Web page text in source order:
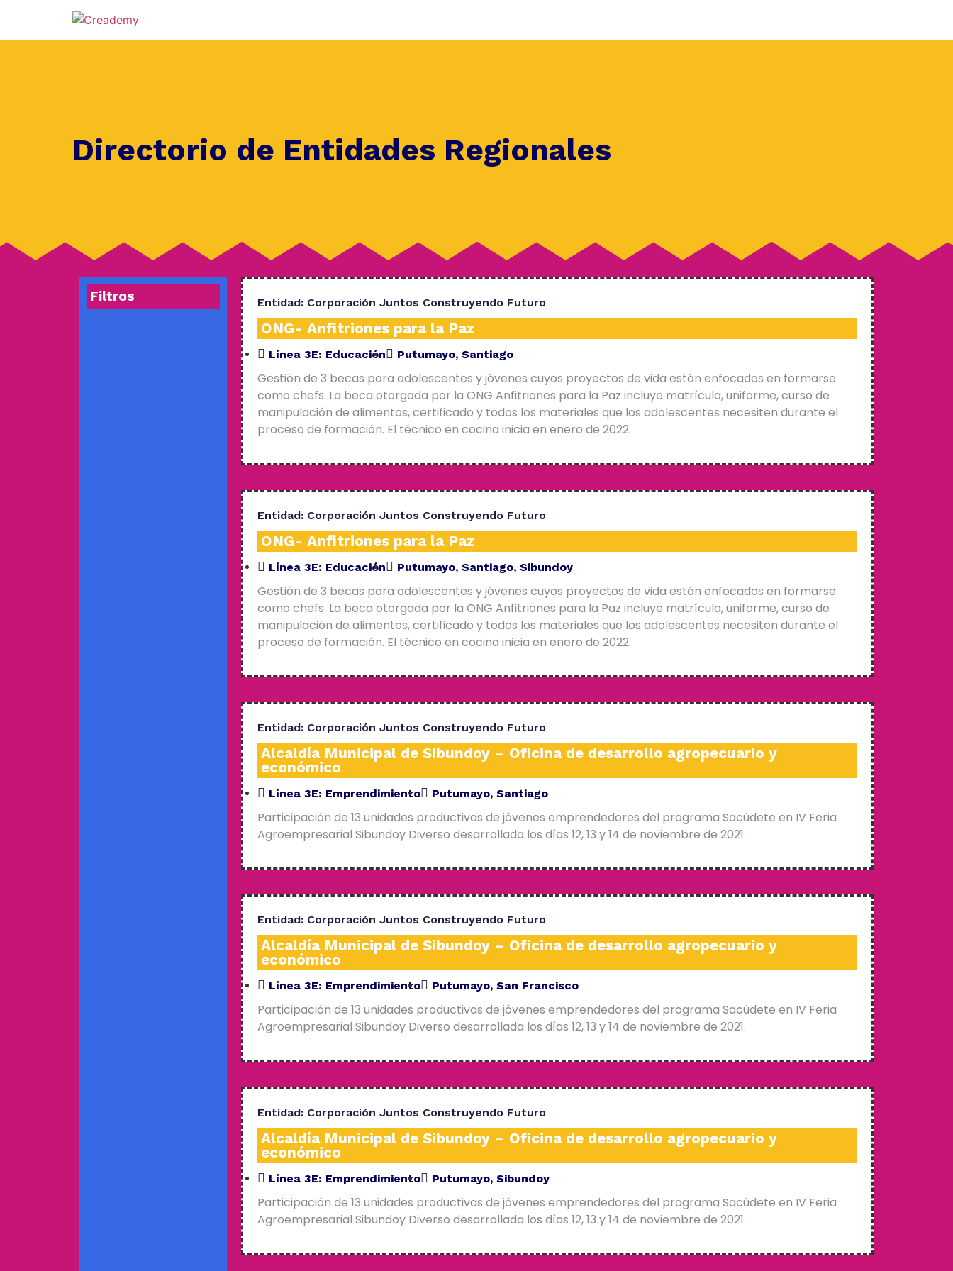
Directorio de Entidades Regionales
Filtros Entidad: Corporación Juntos Construyendo Futuro
ONG- Anfitriones para la Paz
Línea 3E: Educación Putumayo, Santiago
Gestión de 3 becas para adolescentes y jóvenes cuyos proyectos de vida están enfocados en formarse
como chefs. La beca otorgada por la ONG Anfitriones para la Paz incluye matrícula, uniforme, curso de
manipulación de alimentos, certificado y todos los materiales que los adolescentes necesiten durante el
proceso de formación. El técnico en cocina inicia en enero de 2022.
Entidad: Corporación Juntos Construyendo Futuro
ONG- Anfitriones para la Paz
Línea 3E: Educación Putumayo, Santiago, Sibundoy
Gestión de 3 becas para adolescentes y jóvenes cuyos proyectos de vida están enfocados en formarse
como chefs. La beca otorgada por la ONG Anfitriones para la Paz incluye matrícula, uniforme, curso de
manipulación de alimentos, certificado y todos los materiales que los adolescentes necesiten durante el
proceso de formación. El técnico en cocina inicia en enero de 2022.
Entidad: Corporación Juntos Construyendo Futuro
Alcaldía Municipal de Sibundoy – Oficina de desarrollo agropecuario y
económico
Línea 3E: Emprendimiento Putumayo, Santiago
Participación de 13 unidades productivas de jóvenes emprendedores del programa Sacúdete en IV Feria
Agroempresarial Sibundoy Diverso desarrollada los días 12, 13 y 14 de noviembre de 2021.
Entidad: Corporación Juntos Construyendo Futuro
Alcaldía Municipal de Sibundoy – Oficina de desarrollo agropecuario y
económico
Línea 3E: Emprendimiento Putumayo, San Francisco
Participación de 13 unidades productivas de jóvenes emprendedores del programa Sacúdete en IV Feria
Agroempresarial Sibundoy Diverso desarrollada los días 12, 13 y 14 de noviembre de 2021.
Entidad: Corporación Juntos Construyendo Futuro
Alcaldía Municipal de Sibundoy – Oficina de desarrollo agropecuario y
económico
Línea 3E: Emprendimiento Putumayo, Sibundoy
Participación de 13 unidades productivas de jóvenes emprendedores del programa Sacúdete en IV Feria
Agroempresarial Sibundoy Diverso desarrollada los días 12, 13 y 14 de noviembre de 2021.